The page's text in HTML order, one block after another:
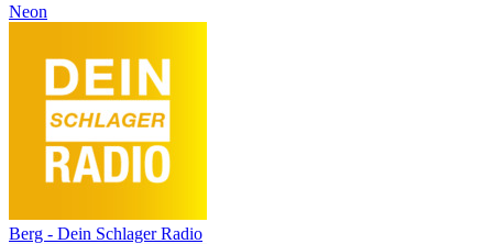
Neon
Berg - Dein Schlager Radio